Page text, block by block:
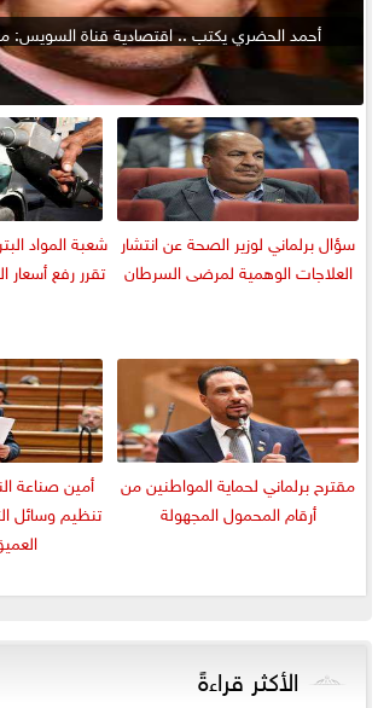
أحمد الحضري يكتب .. اقتصادية قناة السويس:
سؤال برلماني لوزير الصحة عن انتشار
العلاجات الوهمية لمرضى السرطان
شعبة المواد
تقرر رفع أسعار
مقترح برلماني لحماية المواطنين من
أرقام المحمول المجهولة
أمين صناعة
تنظيم وسائل
الأكثر قراءةً